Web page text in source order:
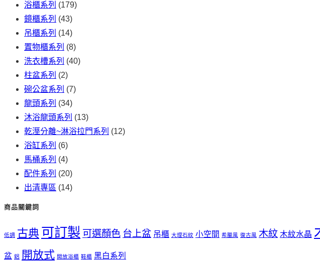
浴櫃系列 (179)
鏡櫃系列 (43)
吊櫃系列 (14)
置物櫃系列 (8)
洗衣槽系列 (40)
柱盆系列 (2)
碗公盆系列 (7)
龍頭系列 (34)
沐浴龍頭系列 (13)
乾溼分離~淋浴拉門系列 (12)
浴缸系列 (6)
馬桶系列 (4)
配件系列 (20)
出清專區 (14)
商品關鍵詞
低調 古典 可訂製 可選顏色 台上盆 吊櫃 大理石紋 小空間 希臘風 復古風 木紋 木紋水晶
盆 鋁 開放式 開放浴櫃 鞋櫃 黑白系列